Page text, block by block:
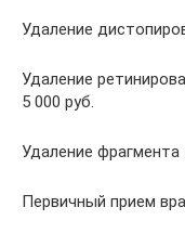
Удаление
Удаление
5 000 руб.
Удаление фрагмента
Первичный прием